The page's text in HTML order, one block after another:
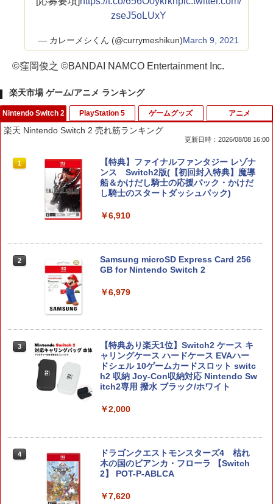
zseJ5oLUxY
— カレーメシくん (@currymeshikun)March 9, 2021
©窪岡俊之 ©BANDAI NAMCO Entertainment Inc.
楽天市場 ゲーム/アニメ ランキング
Nintendo Switch 2
楽天 Nintendo Switch 2 売れ筋ランキング
更新日時：2026/08/08 16:00
1
【特典】ファイナルファンタジー レゾナ
ンス Switch2版(【初回封入特典】魔導
船＆かけだし騎士の応援パック・かけだ
し騎士のスタートダッシュパック)
￥6,910
2
Samsung microSD Express Card 256
GB for Nintendo Switch 2
￥6,979
3
【特典あり楽天1位】Switch2 ケース キ
ャリングケース ハードケース EVAハー
ドシェル 10ゲームカードスロット switc
h2 収納 Joy-Con収納対応 Nintendo Sw
itch2専用 撥水 ブラック/ホワイト
￥2,000
4
ドラゴンクエストモンスターズ4 枯れ
木の国のビアンカ・フローラ 【Switch
2】 POT-P-ABLCA
￥7,620
PlayStation 5 ゲームグッズ アニメ